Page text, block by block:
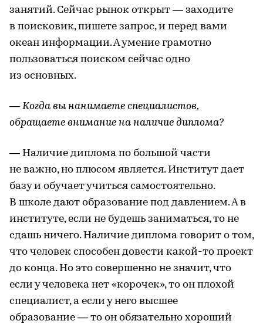
занятий. Сейчас рынок открыт — заходите
в поисковик, пишете запрос, и перед вами
океан информации. А умение грамотно
пользоваться поиском сейчас одно
из основных.
— Когда вы нанимаете специалистов,
обращаете внимание на наличие диплома?
— Наличие диплома по большой части
не важно, но плюсом является. Институт дает
базу и обучает учиться самостоятельно.
В школе дают образование под давлением. А в
институте, если не будешь заниматься, то не
сдашь ничего. Наличие диплома говорит о том,
что человек способен довести какой-то проект
до конца. Но это совершенно не значит, что
если у человека нет «корочек», то он плохой
специалист, а если у него высшее
образование — то он обязательно хороший